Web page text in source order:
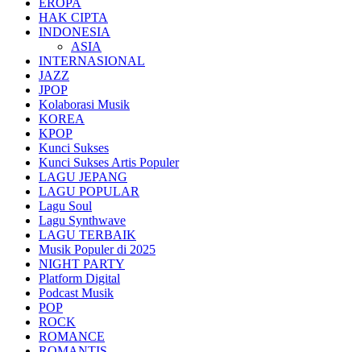
EROPA
HAK CIPTA
INDONESIA
ASIA
INTERNASIONAL
JAZZ
JPOP
Kolaborasi Musik
KOREA
KPOP
Kunci Sukses
Kunci Sukses Artis Populer
LAGU JEPANG
LAGU POPULAR
Lagu Soul
Lagu Synthwave
LAGU TERBAIK
Musik Populer di 2025
NIGHT PARTY
Platform Digital
Podcast Musik
POP
ROCK
ROMANCE